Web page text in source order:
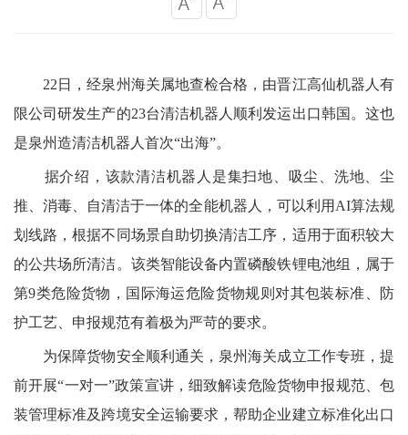
22日，经泉州海关属地查检合格，由晋江高仙机器人有
限公司研发生产的23台清洁机器人顺利发运出口韩国。这也
是泉州造清洁机器人首次“出海”。
据介绍，该款清洁机器人是集扫地、吸尘、洗地、尘
推、消毒、自清洁于一体的全能机器人，可以利用 AI算法规
划线路，根据不同场景自助切换清洁工序，适用于面积较大
的公共场所清洁。该类智能设备内置磷酸铁锂电池组，属于
第9类危险货物，国际海运危险货物规则对其包装标准、防
护工艺、申报规范有着极为严苛的要求。
为保障货物安全顺利通关，泉州海关成立工作专班，提
前开展“一对一”政策宣讲，细致解读危险货物申报规范、包
装管理标准及跨境安全运输要求，帮助企业建立标准化出口